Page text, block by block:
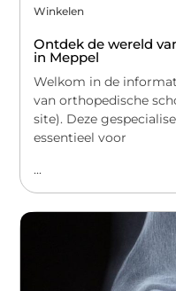
Winkelen
Ontdek de wereld
in Meppel
Welkom in de
van orthopedische
site). Deze
essentieel voor
...